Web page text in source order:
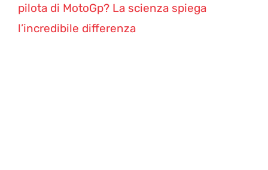
pilota di MotoGp? La scienza spiega
l’incredibile differenza